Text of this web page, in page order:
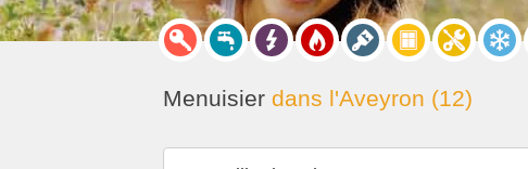
Menuisier dans l'Aveyron (12)